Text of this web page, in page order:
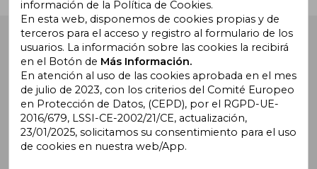
Buscalibre España . Calle Energía, 65, Nave 3 (08940),
Cornellà de Llobregat, Barcelona. Derechos Reservados.
Buscalibre Argentina| Buscalibre Chile
información de la Política de Cookies.
En esta web, disponemos de cookies propias y de
terceros para el acceso y registro al formulario de los
usuarios. La información sobre las cookies la recibirá
en el Botón de Más Información.
En atención al uso de las cookies aprobada en el mes
de julio de 2023, con los criterios del Comité Europeo
en Protección de Datos, (CEPD), por el RGPD-UE-
2016/679, LSSI-CE-2002/21/CE, actualización,
23/01/2025, solicitamos su consentimiento para el uso
de cookies en nuestra web/App.